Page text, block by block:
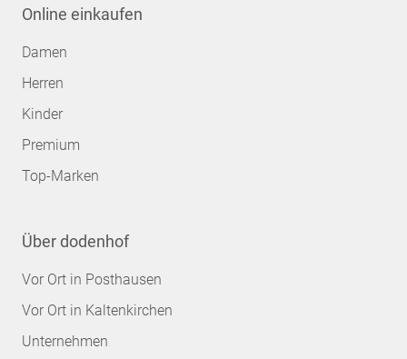
Online einkaufen
Damen
Herren
Kinder
Premium
Top-Marken
Über dodenhof
Vor Ort in Posthausen
Vor Ort in Kaltenkirchen
Unternehmen